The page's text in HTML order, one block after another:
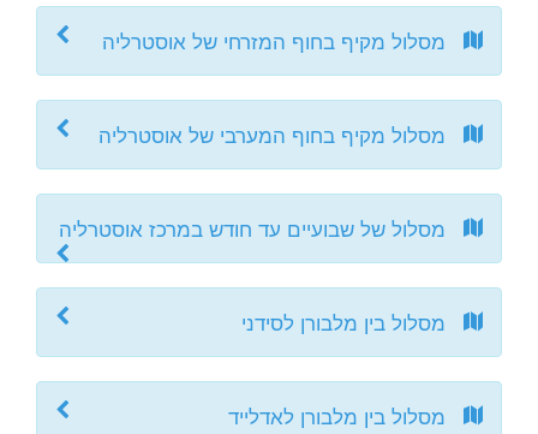
מסלול מקיף בחוף המזרחי של אוסטרליה
מסלול מקיף בחוף המערבי של אוסטרליה
מסלול של שבועיים עד חודש במרכז אוסטרליה
מסלול בין מלבורן לסידני
מסלול בין מלבורן לאדלייד